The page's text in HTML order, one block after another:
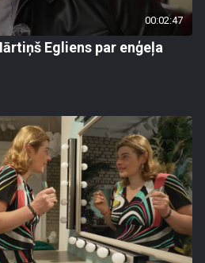
00:02:47
Egliens par enģeļa